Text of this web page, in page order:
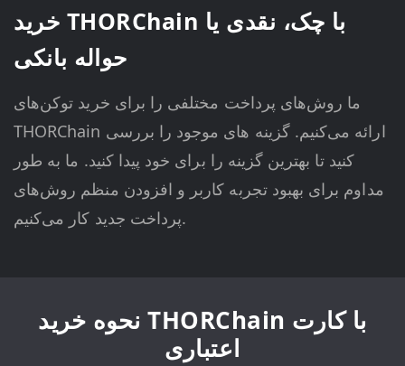
خرید THORChain با چک، نقدی یا
حواله بانکی
ما روش‌های پرداخت مختلفی را برای خرید توکن‌های
THORChain ارائه می‌کنیم. گزینه های موجود را بررسی
کنید تا بهترین گزینه را برای خود پیدا کنید. ما به طور
مداوم برای بهبود تجربه کاربر و افزودن منظم روش‌های
پرداخت جدید کار می‌کنیم.
نحوه خرید THORChain با کارت
اعتباری